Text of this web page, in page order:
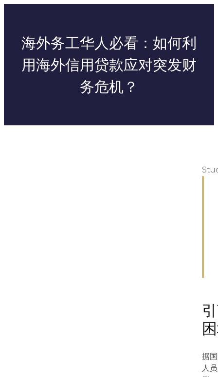
海外务工华人必看：如何利
用海外信用贷款应对突发财
务危机？
据
人